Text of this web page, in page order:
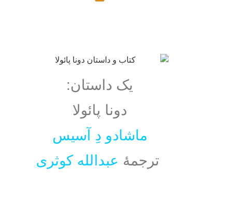
یک داستان:
دونا پائولا
ماشادو دِ آسیس
ترجمۀ عبدالله کوثری